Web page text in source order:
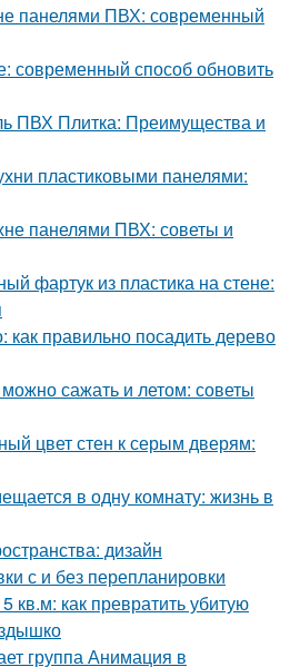
панелями ПВХ: современный
современный способ обновить
ПВХ Плитка: Преимущества и
пластиковыми панелями:
панелями ПВХ: советы и
фартук из пластика на стене:
как правильно посадить дерево
сажать и летом: советы
цвет стен к серым дверям:
в одну комнату: жизнь в
дизайн
с и без перепланировки
кв.м: как превратить убитую
группа Анимация в